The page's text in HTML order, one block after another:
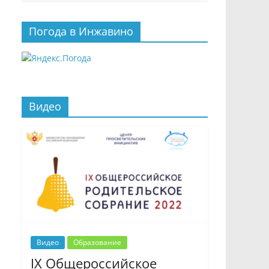
Погода в Инжавино
Видео
Видео Образование
IX Общероссийское